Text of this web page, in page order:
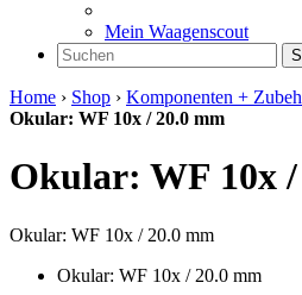
Mein Waagenscout
Home › Shop › Komponenten +
Okular: WF 10x / 20.0 mm
Okular: WF 10x
Okular: WF 10x / 20.0 mm
Okular: WF 10x / 20.0 mm